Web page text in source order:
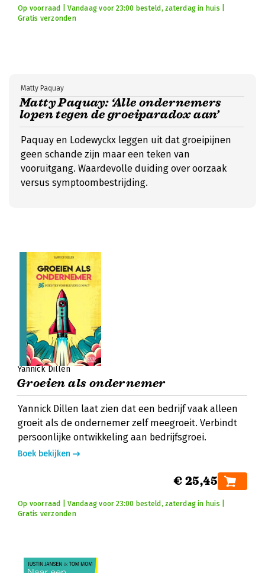
Op voorraad | Vandaag voor 23:00 besteld, zaterdag in huis |
Gratis verzonden
Matty Paquay: ‘Alle ondernemers
lopen tegen de groeiparadox aan’
Matty Paquay
Paquay en Lodewyckx leggen uit dat groeipijnen
geen schande zijn maar een teken van
vooruitgang. Waardevolle duiding over oorzaak
versus symptoombestrijding.
Yannick Dillen
Groeien als ondernemer
Yannick Dillen laat zien dat een bedrijf vaak alleen
groeit als de ondernemer zelf meegroeit. Verbindt
persoonlijke ontwikkeling aan bedrijfsgroei.
Boek bekijken
€ 25,45
Op voorraad | Vandaag voor 23:00 besteld, zaterdag in huis |
Gratis verzonden